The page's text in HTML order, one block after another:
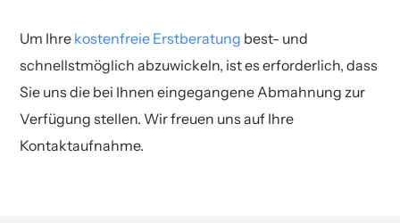
Um Ihre kostenfreie Erstberatung best- und
schnellstmöglich abzuwickeln, ist es erforderlich, dass
Sie uns die bei Ihnen eingegangene Abmahnung zur
Verfügung stellen. Wir freuen uns auf Ihre
Kontaktaufnahme.